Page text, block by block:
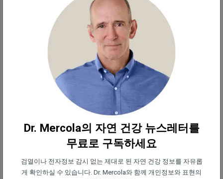
증상이 포함되었습니다. 대부분의 여성에서 목젖을
제거하면 만성 기침이 해결되었습니다.
그러나 대부분의 경우 여러분과 목젖은 아무 문제 없
이 공존할 수 있으며 아마도 언어 능력, 촉촉한 목, 질
식 방지 능력 및 면역 기능에 일부 이점이 있을 수 있
습니다. 가끔 알레르기 반응, 감염, 외상 또는 목젖, 목,
얼굴, 손 및 발의 종기를 유발하는 유전성 혈관부종이
라는 유전적 질환으로 인해 발생할 수 있는 목젖이 부
어오르는 경우가 보고됩니다.
대부분의 경우 이것은 저절로 낫는 가벼운 질환이지
Dr. Mercola의 자연 건강 뉴스레터를
무료로 구독하세요
검열이나 전자정보 감시 없는 제대로 된 자연 건강 정보를 자유롭
게 확인하실 수 있습니다. Dr. Mercola와 함께 개인정보와 표현의